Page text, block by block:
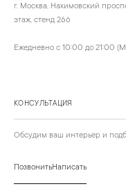
г. Москва, Нахимовский
этаж, стенд 266
Ежедневно с 10:00 до 21:00
КОНСУЛЬТАЦИЯ
Обсудим ваш интерьер и
ПозвонитьНаписать